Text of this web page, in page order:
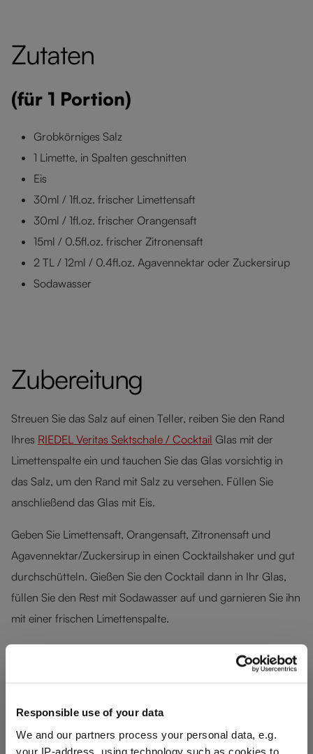
Responsible use of your data
We and our partners process your personal data, e.g.
your IP-address, using technology such as cookies to
Zutaten
(für 1 Portion)
Grobkörniges Salz
1 Limette, in Spalten geschnitten
Eis
30ml / 1fl.oz. frischer Limettensaft
30ml / 1fl.oz. frischer Orangensaft
15ml / 0.5fl.oz. frischer Zitronensaft
2 TL / 12ml / 0.4fl.oz. Agavennektar oder Zuckersirup
Sodawasser
Zubereitung
Streuen Sie das Salz auf einen Teller, reiben Sie den Rand
Ihres RIEDEL Veritas Sektschale / Cocktail Glas mit der
Limettenspalte ein und tauchen Sie das Glas vorsichtig in
das Salz, um den Rand mit Salz zu versehen. Füllen Sie
anschließend das Glas mit Eis.
Geben Sie Limettensaft, Orangensaft, Zitronensaft und
Agavennektar/Zuckersirup in einen Cocktailshaker und gut
durchschütteln. Gießen Sie den Cocktail dann in Ihr Glas,
füllen Sie den Rest mit Sodawasser auf und garnieren Sie ihn
mit einer frischen Limettenspalte.